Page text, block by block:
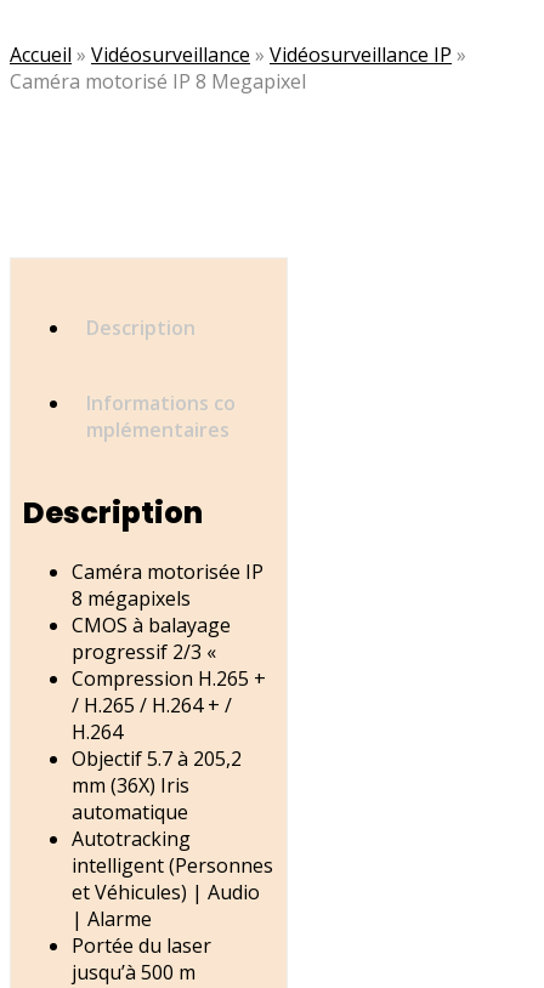
Accueil » Vidéosurveillance » Vidéosurveillance IP »
Caméra motorisé IP 8 Megapixel
Description
Informations co
mplémentaires
Description
Caméra motorisée IP
8 mégapixels
CMOS à balayage
progressif 2/3 «
Compression H.265 +
/ H.265 / H.264 + /
H.264
Objectif 5.7 à 205,2
mm (36X) Iris
automatique
Autotracking
intelligent (Personnes
et Véhicules) | Audio
| Alarme
Portée du laser
jusqu’à 500 m